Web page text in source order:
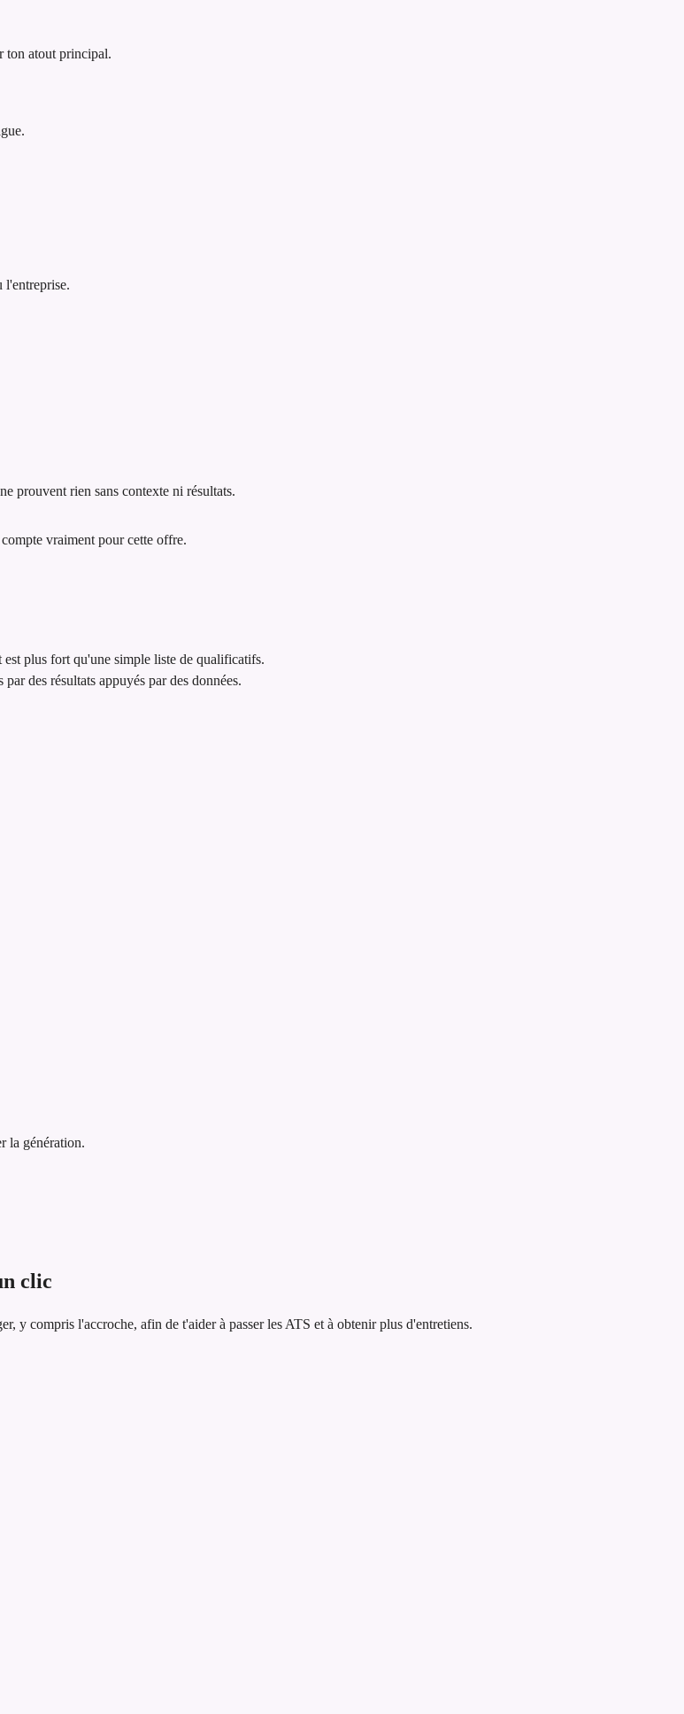
ton atout principal.
l'entreprise.
prouvent rien sans contexte ni résultats.
vraiment pour cette offre.
plus fort qu'une simple liste de qualificatifs.
des résultats appuyés par des données.
la génération.
clic
y compris l'accroche, afin de t'aider à passer les ATS et à obtenir plus d'entretiens.